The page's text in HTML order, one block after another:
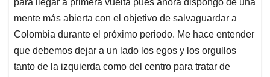
para llegar a primera vuelta pues ahora dispongo de una
mente más abierta con el objetivo de salvaguardar a
Colombia durante el próximo periodo. Me hace entender
que debemos dejar a un lado los egos y los orgullos
tanto de la izquierda como del centro para tratar de